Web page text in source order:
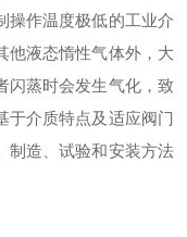
操作温度极低的工业介
他液态惰性气体外，大
闪蒸时会发生气化，致
于介质特点及适应阀门
制造、试验和安装方法